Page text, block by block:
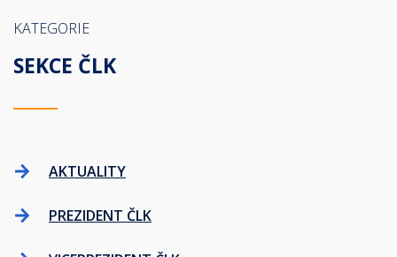
KATEGORIE
SEKCE ČLK
AKTUALITY
PREZIDENT ČLK